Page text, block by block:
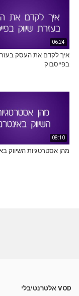
06:24
איך לקדם את העסק
בפייסבוק
08:10
מהן אסטרטגיות השיווק
VOD אלטרנטיבלי